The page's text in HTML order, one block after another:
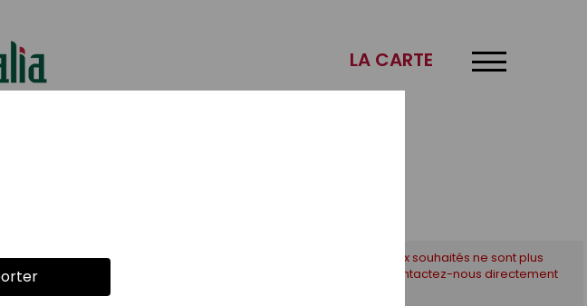
LA CARTE
* Si les créneaux souhaités ne sont plus
disponibles, contactez-nous directement